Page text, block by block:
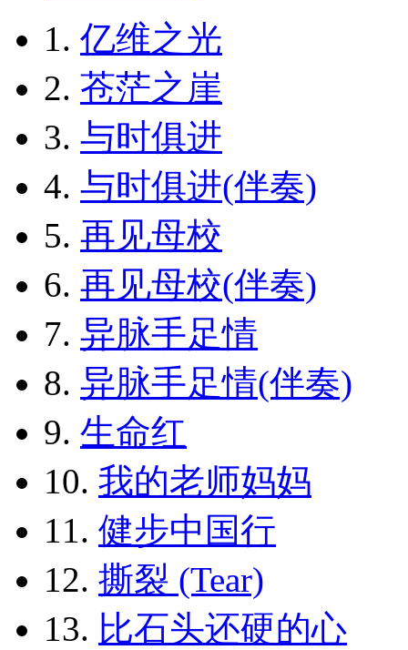
1. 亿维之光
2. 苍茫之崖
3. 与时俱进
4. 与时俱进(伴奏)
5. 再见母校
6. 再见母校(伴奏)
7. 异脉手足情
8. 异脉手足情(伴奏)
9. 生命红
10. 我的老师妈妈
11. 健步中国行
12. 撕裂 (Tear)
13. 比石头还硬的心